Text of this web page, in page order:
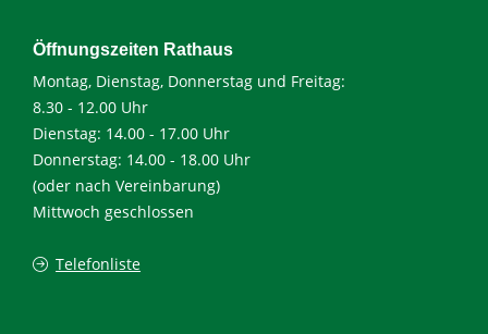
Öffnungszeiten Rathaus
Montag, Dienstag, Donnerstag und Freitag:
8.30 - 12.00 Uhr
Dienstag: 14.00 - 17.00 Uhr
Donnerstag: 14.00 - 18.00 Uhr
(oder nach Vereinbarung)
Mittwoch geschlossen
Telefonliste